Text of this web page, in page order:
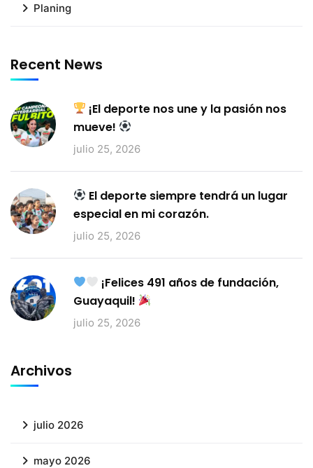
Planing
Recent News
¡El deporte nos une y la pasión nos
mueve!
julio 25, 2026
El deporte siempre tendrá un lugar
especial en mi corazón.
julio 25, 2026
¡Felices 491 años de fundación,
Guayaquil!
julio 25, 2026
Archivos
julio 2026
mayo 2026